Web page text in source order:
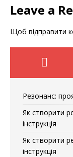
Leave a
Щоб відправити
Резонанс:
Як створити
інструкція
Як створити
інструкція